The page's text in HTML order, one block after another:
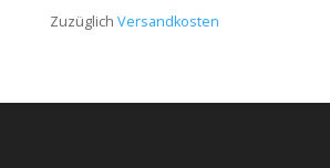
Zuzüglich Versandkosten